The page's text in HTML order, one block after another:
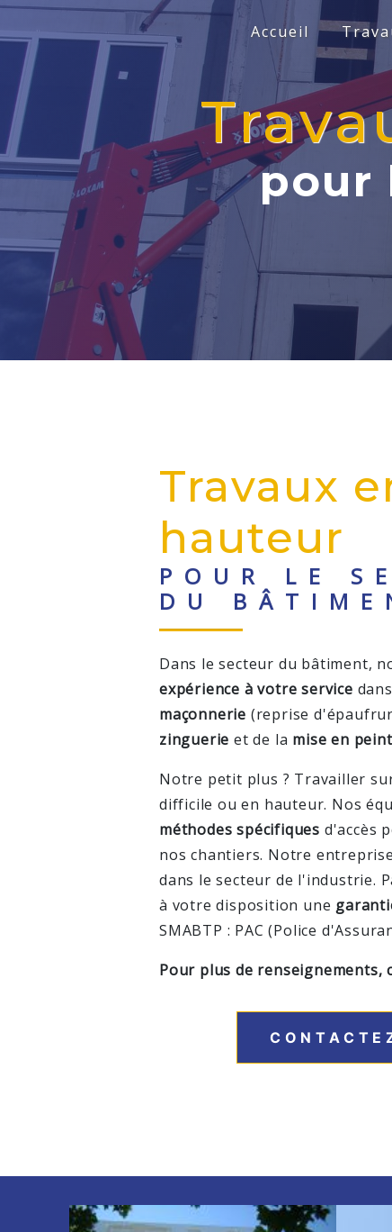
Accueil
pour
Travaux
hauteur
POUR LE
DU
Dans le secteur du bâtiment,
expérience à votre service
maçonnerie (reprise
zinguerie et de la mise en
Notre petit plus ? Travailler
difficile ou en hauteur. Nos
méthodes spécifiques d'accès
nos chantiers. Notre
dans le secteur de l'industrie.
à votre disposition une
SMABTP : PAC (Police
Pour plus de renseignements,
Panneau de gestion des cookies